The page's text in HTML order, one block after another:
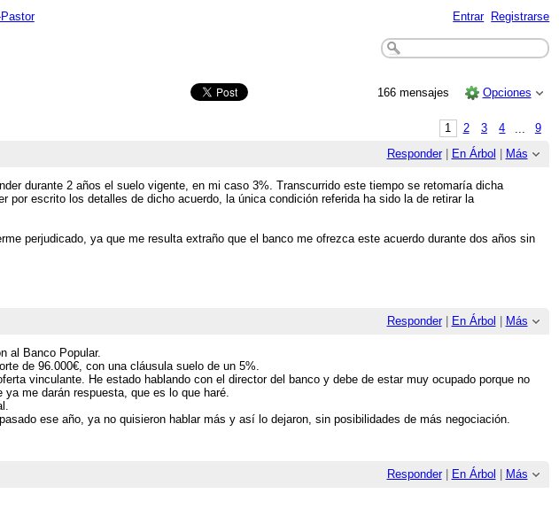
Entrar Registrarse
166 mensajes Opciones
1 2 3 4
9
Responder| En Árbol Más
durante 2 años el suelo vigente, en mi caso 3%. Transcurrido este tiempo se retomaría dicha
escrito los detalles de dicho acuerdo, la única condición referida ha sido la de retirar la
perjudicado, ya que me resulta extraño que el banco me ofrezca este acuerdo durante dos años sin
Responder| En Árbol Más
al Banco Popular.
de 96.000€, con una cláusula suelo de un 5%.
vinculante. He estado hablando con el director del banco y debe de estar muy ocupado porque no
me darán respuesta, que es lo que haré.
ese año, ya no quisieron hablar más y así lo dejaron, sin posibilidades de más negociación.
Responder| En Árbol Más